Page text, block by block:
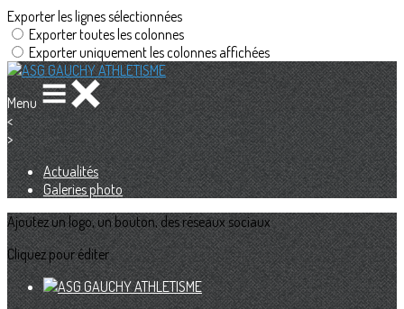
Exporter les lignes sélectionnées
Exporter toutes les colonnes
Exporter uniquement les colonnes affichées
Menu
<
>
Actualités
Galeries photo
Ajoutez un logo, un bouton, des réseaux sociaux
Cliquez pour éditer